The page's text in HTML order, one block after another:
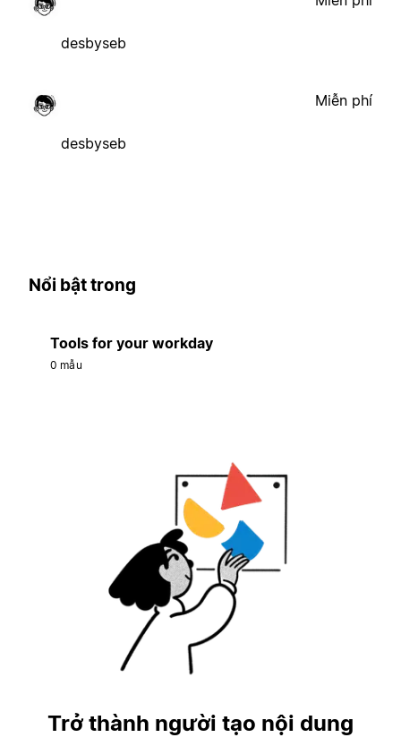
desbyseb
desbyseb
Miễn phí
Nổi bật trong
Tools for your workday
0 mẫu
Trở thành người tạo nội dung